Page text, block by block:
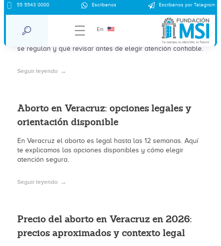
55 5543 0000 Escríbenos Escríbenos por Telegram
En
Clínicas de aborto en Veracruz: tipos,
regulación y qué considerar en 2026
Conoce los tipos de clínicas de aborto en Veracruz, cómo
se regulan y qué revisar antes de elegir atención confiable.
Seguir leyendo
Aborto en Veracruz: opciones legales y
orientación disponible
En Veracruz el aborto es legal hasta las 12 semanas. Aquí
te explicamos las opciones disponibles y cómo elegir
atención segura.
Seguir leyendo
Precio del aborto en Veracruz en 2026:
precios aproximados y contexto legal